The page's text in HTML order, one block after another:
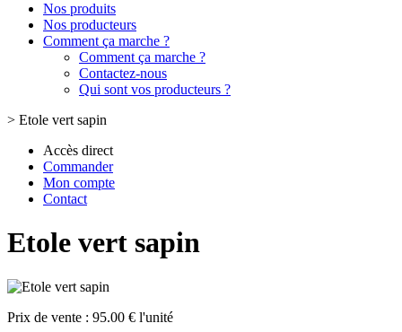
Nos produits
Nos producteurs
Comment ça marche ?
Comment ça marche ?
Contactez-nous
Qui sont vos producteurs ?
> Etole vert sapin
Accès direct
Commander
Mon compte
Contact
Etole vert sapin
Prix de vente : 95.00 € l'unité